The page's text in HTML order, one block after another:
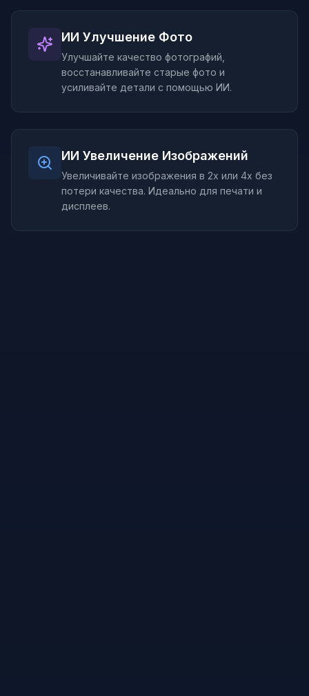
ИИ Улучшение Фото
Улучшайте качество фотографий,
восстанавливайте старые фото и
усиливайте детали с помощью ИИ.
ИИ Увеличение Изображений
Увеличивайте изображения в 2x или 4x без
потери качества. Идеально для печати и
дисплеев.